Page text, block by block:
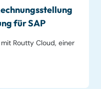
für SAP
mit Routty Cloud, einer